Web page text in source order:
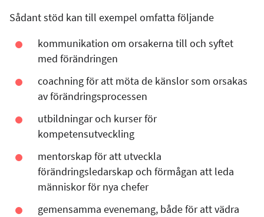
Sådant stöd kan till exempel omfatta följande
kommunikation om orsakerna till och syftet
med förändringen
coachning för att möta de känslor som orsakas
av förändringsprocessen
utbildningar och kurser för
kompetensutveckling
mentorskap för att utveckla
förändringsledarskap och förmågan att leda
människor för nya chefer
gemensamma evenemang, både för att vädra